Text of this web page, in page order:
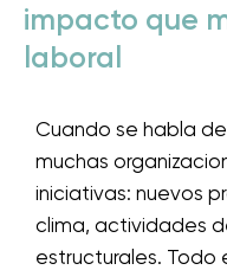
impacto que
laboral
Cuando se habla de
muchas
iniciativas: nuevos
clima, actividades
estructurales. Todo